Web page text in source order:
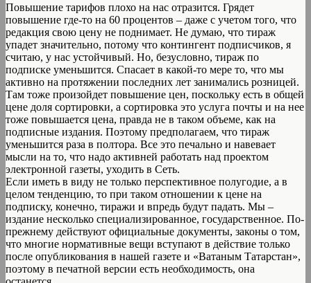
Повышение тарифов плохо на нас отразится. Грядет
повышение где-то на 60 процентов – даже с учетом того, что
редакция свою цену не поднимает. Не думаю, что тираж
упадет значительно, потому что контингент подписчиков, я
считаю, у нас устойчивый. Но, безусловно, тираж по
подписке уменьшится. Спасает в какой-то мере то, что мы
активно на протяжении последних лет занимались розницей.
Там тоже произойдет повышение цен, поскольку есть в общей
цене доля сортировки, а сортировка это услуга почты и на нее
тоже повышается цена, правда не в таком объеме, как на
подписные издания. Поэтому предполагаем, что тираж
уменьшится раза в полтора. Все это печально и навевает
мысли на то, что надо активней работать над проектом
электронной газеты, уходить в Сеть.
Если иметь в виду не только перспективное полугодие, а в
целом тенденцию, то при таком отношении к цене на
подписку, конечно, тиражи и впредь будут падать. Мы –
издание несколько специализированное, государственное. По-
прежнему действуют официальные документы, законы о том,
что многие нормативные вещи вступают в действие только
после опубликования в нашей газете и «Ватаным Татарстан»,
поэтому в печатной версии есть необходимость, она